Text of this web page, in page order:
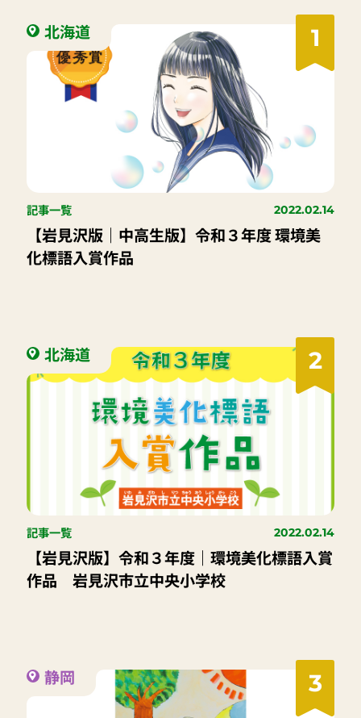
1
北海道
記事一覧 2022.02.14
【岩見沢版｜中高生版】令和３年度 環境美
化標語入賞作品
2
北海道
記事一覧 2022.02.14
【岩見沢版】令和３年度｜環境美化標語入賞
作品 岩見沢市立中央小学校
3
静岡